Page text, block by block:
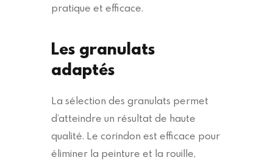
pratique et efficace.
Les granulats
adaptés
La sélection des granulats permet
d’atteindre un résultat de haute
qualité. Le corindon est efficace pour
éliminer la peinture et la rouille,